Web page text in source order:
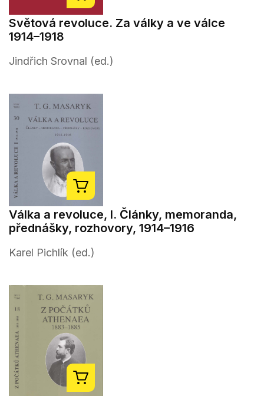
Světová revoluce. Za války a ve válce
1914–1918
Jindřich Srovnal (ed.)
Válka a revoluce, I. Články, memoranda,
přednášky, rozhovory, 1914–1916
Karel Pichlík (ed.)